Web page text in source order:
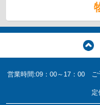
営業時間:09：00～17：00 ご
定